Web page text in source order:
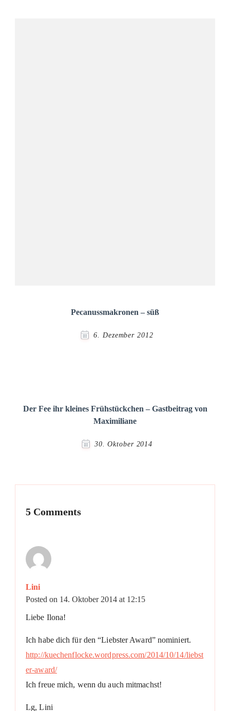
Pecanussmakronen – süß
6. Dezember 2012
Der Fee ihr kleines Frühstückchen – Gastbeitrag von
Maximiliane
30. Oktober 2014
5 Comments
Lini
Posted on 14. Oktober 2014 at 12:15
Liebe Ilona!
Ich habe dich für den “Liebster Award” nominiert.
http://kuechenflocke.wordpress.com/2014/10/14/liebst
er-award/
Ich freue mich, wenn du auch mitmachst!
Lg, Lini